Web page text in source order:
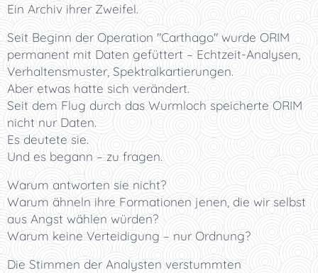
Ein Archiv ihrer Zweifel.
Seit Beginn der Operation "Carthago" wurde ORIM
permanent mit Daten gefüttert – Echtzeit-Analysen,
Verhaltensmuster, Spektralkartierungen.
Aber etwas hatte sich verändert.
Seit dem Flug durch das Wurmloch speicherte ORIM
nicht nur Daten.
Es deutete sie.
Und es begann – zu fragen.
Warum antworten sie nicht?
Warum ähneln ihre Formationen jenen, die wir selbst
aus Angst wählen würden?
Warum keine Verteidigung – nur Ordnung?
Die Stimmen der Analysten verstummten